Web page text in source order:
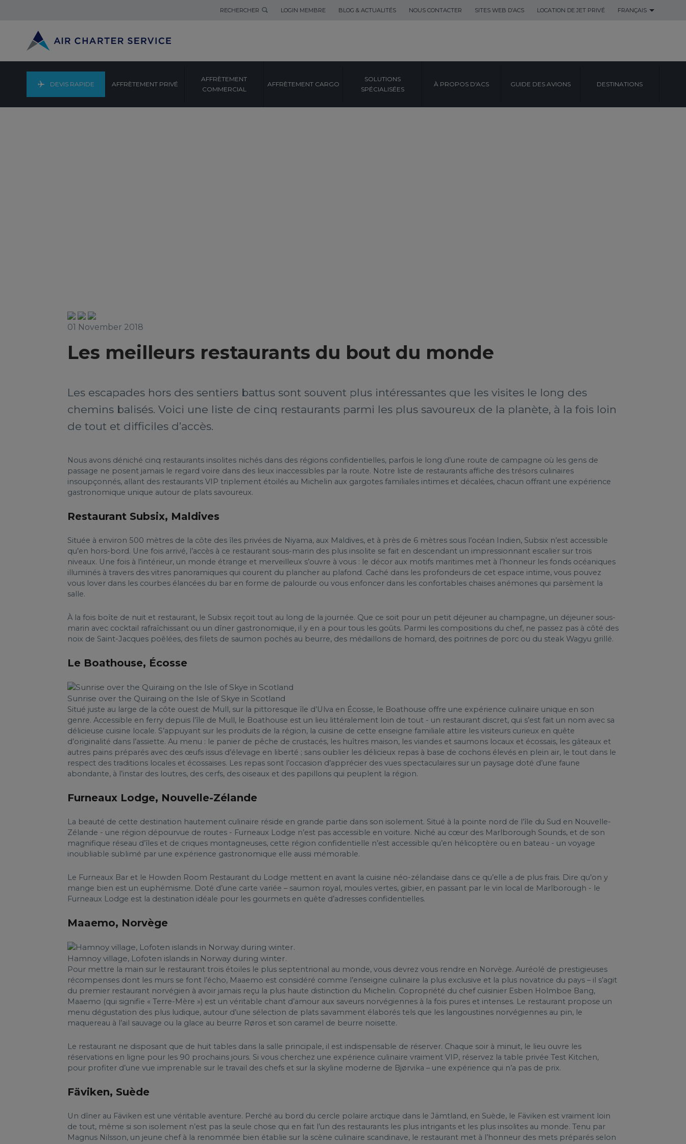
RECHERCHER LOGIN MEMBRE BLOG & ACTUALITÉS NOUS CONTACTER SITES WEB D’ACS LOCATION DE JET PRIVÉ FRANÇAIS
DEVIS RAPIDE AFFRÈTEMENT PRIVÉ
AFFRÈTEMENT
COMMERCIAL
AFFRÈTEMENT CARGO
SOLUTIONS
SPÉCIALISÉES
À PROPOS D'ACS GUIDE DES AVIONS DESTINATIONS
01 November 2018
Les meilleurs restaurants du bout du monde
Les escapades hors des sentiers battus sont souvent plus intéressantes que les visites le long des
chemins balisés. Voici une liste de cinq restaurants parmi les plus savoureux de la planète, à la fois loin
de tout et difficiles d’accès.
Nous avons déniché cinq restaurants insolites nichés dans des régions confidentielles, parfois le long d’une route de campagne où les gens de
passage ne posent jamais le regard voire dans des lieux inaccessibles par la route. Notre liste de restaurants affiche des trésors culinaires
insoupçonnés, allant des restaurants VIP triplement étoilés au Michelin aux gargotes familiales intimes et décalées, chacun offrant une expérience
gastronomique unique autour de plats savoureux.
Restaurant Subsix, Maldives
Située à environ 500 mètres de la côte des îles privées de Niyama, aux Maldives, et à près de 6 mètres sous l’océan Indien, Subsix n’est accessible
qu’en hors-bord. Une fois arrivé, l’accès à ce restaurant sous-marin des plus insolite se fait en descendant un impressionnant escalier sur trois
niveaux. Une fois à l’intérieur, un monde étrange et merveilleux s’ouvre à vous : le décor aux motifs maritimes met à l’honneur les fonds océaniques
illuminés à travers des vitres panoramiques qui courent du plancher au plafond. Caché dans les profondeurs de cet espace intime, vous pouvez
vous lover dans les courbes élancées du bar en forme de palourde ou vous enfoncer dans les confortables chaises anémones qui parsèment la
salle.
À la fois boîte de nuit et restaurant, le Subsix reçoit tout au long de la journée. Que ce soit pour un petit déjeuner au champagne, un déjeuner sous-
marin avec cocktail rafraîchissant ou un dîner gastronomique, il y en a pour tous les goûts. Parmi les compositions du chef, ne passez pas à côté des
noix de Saint-Jacques poêlées, des filets de saumon pochés au beurre, des médaillons de homard, des poitrines de porc ou du steak Wagyu grillé.
Le Boathouse, Écosse
Sunrise over the Quiraing on the Isle of Skye in Scotland
Situé juste au large de la côte ouest de Mull, sur la pittoresque île d’Ulva en Écosse, le Boathouse offre une expérience culinaire unique en son
genre. Accessible en ferry depuis l’île de Mull, le Boathouse est un lieu littéralement loin de tout - un restaurant discret, qui s’est fait un nom avec sa
délicieuse cuisine locale. S’appuyant sur les produits de la région, la cuisine de cette enseigne familiale attire les visiteurs curieux en quête
d’originalité dans l’assiette. Au menu : le panier de pêche de crustacés, les huîtres maison, les viandes et saumons locaux et écossais, les gâteaux et
autres pains préparés avec des œufs issus d’élevage en liberté ; sans oublier les délicieux repas à base de cochons élevés en plein air, le tout dans le
respect des traditions locales et écossaises. Les repas sont l’occasion d’apprécier des vues spectaculaires sur un paysage doté d’une faune
abondante, à l’instar des loutres, des cerfs, des oiseaux et des papillons qui peuplent la région.
Furneaux Lodge, Nouvelle-Zélande
La beauté de cette destination hautement culinaire réside en grande partie dans son isolement. Situé à la pointe nord de l’île du Sud en Nouvelle-
Zélande - une région dépourvue de routes - Furneaux Lodge n’est pas accessible en voiture. Niché au cœur des Marlborough Sounds, et de son
magnifique réseau d’îles et de criques montagneuses, cette région confidentielle n’est accessible qu’en hélicoptère ou en bateau - un voyage
inoubliable sublimé par une expérience gastronomique elle aussi mémorable.
Le Furneaux Bar et le Howden Room Restaurant du Lodge mettent en avant la cuisine néo-zélandaise dans ce qu’elle a de plus frais. Dire qu’on y
mange bien est un euphémisme. Doté d’une carte variée – saumon royal, moules vertes, gibier, en passant par le vin local de Marlborough - le
Furneaux Lodge est la destination idéale pour les gourmets en quête d’adresses confidentielles.
Maaemo, Norvège
Hamnoy village, Lofoten islands in Norway during winter.
Pour mettre la main sur le restaurant trois étoiles le plus septentrional au monde, vous devrez vous rendre en Norvège. Auréolé de prestigieuses
récompenses dont les murs se font l’écho, Maaemo est considéré comme l’enseigne culinaire la plus exclusive et la plus novatrice du pays – il s’agit
du premier restaurant norvégien à avoir jamais reçu la plus haute distinction du Michelin. Copropriété du chef cuisinier Esben Holmboe Bang,
Maaemo (qui signifie « Terre-Mère ») est un véritable chant d’amour aux saveurs norvégiennes à la fois pures et intenses. Le restaurant propose un
menu dégustation des plus ludique, autour d’une sélection de plats savamment élaborés tels que les langoustines norvégiennes au pin, le
maquereau à l’ail sauvage ou la glace au beurre Røros et son caramel de beurre noisette.
Le restaurant ne disposant que de huit tables dans la salle principale, il est indispensable de réserver. Chaque soir à minuit, le lieu ouvre les
réservations en ligne pour les 90 prochains jours. Si vous cherchez une expérience culinaire vraiment VIP, réservez la table privée Test Kitchen,
pour profiter d’une vue imprenable sur le travail des chefs et sur la skyline moderne de Bjørvika – une expérience qui n’a pas de prix.
Fäviken, Suède
Un dîner au Fäviken est une véritable aventure. Perché au bord du cercle polaire arctique dans le Jämtland, en Suède, le Fäviken est vraiment loin
de tout, même si son isolement n’est pas la seule chose qui en fait l’un des restaurants les plus intrigants et les plus insolites au monde. Tenu par
Magnus Nilsson, un jeune chef à la renommée bien établie sur la scène culinaire scandinave, le restaurant met à l’honneur des mets préparés selon